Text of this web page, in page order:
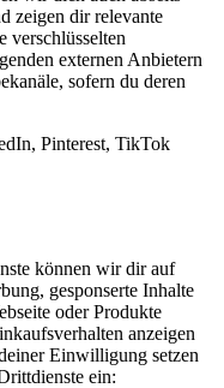
zeigen dir relevante
verschlüsselten
externen Anbietern
sofern du deren
Pinterest, TikTok
können wir dir auf
gesponserte Inhalte
oder Produkte
anzeigen
Einwilligung setzen
ein: